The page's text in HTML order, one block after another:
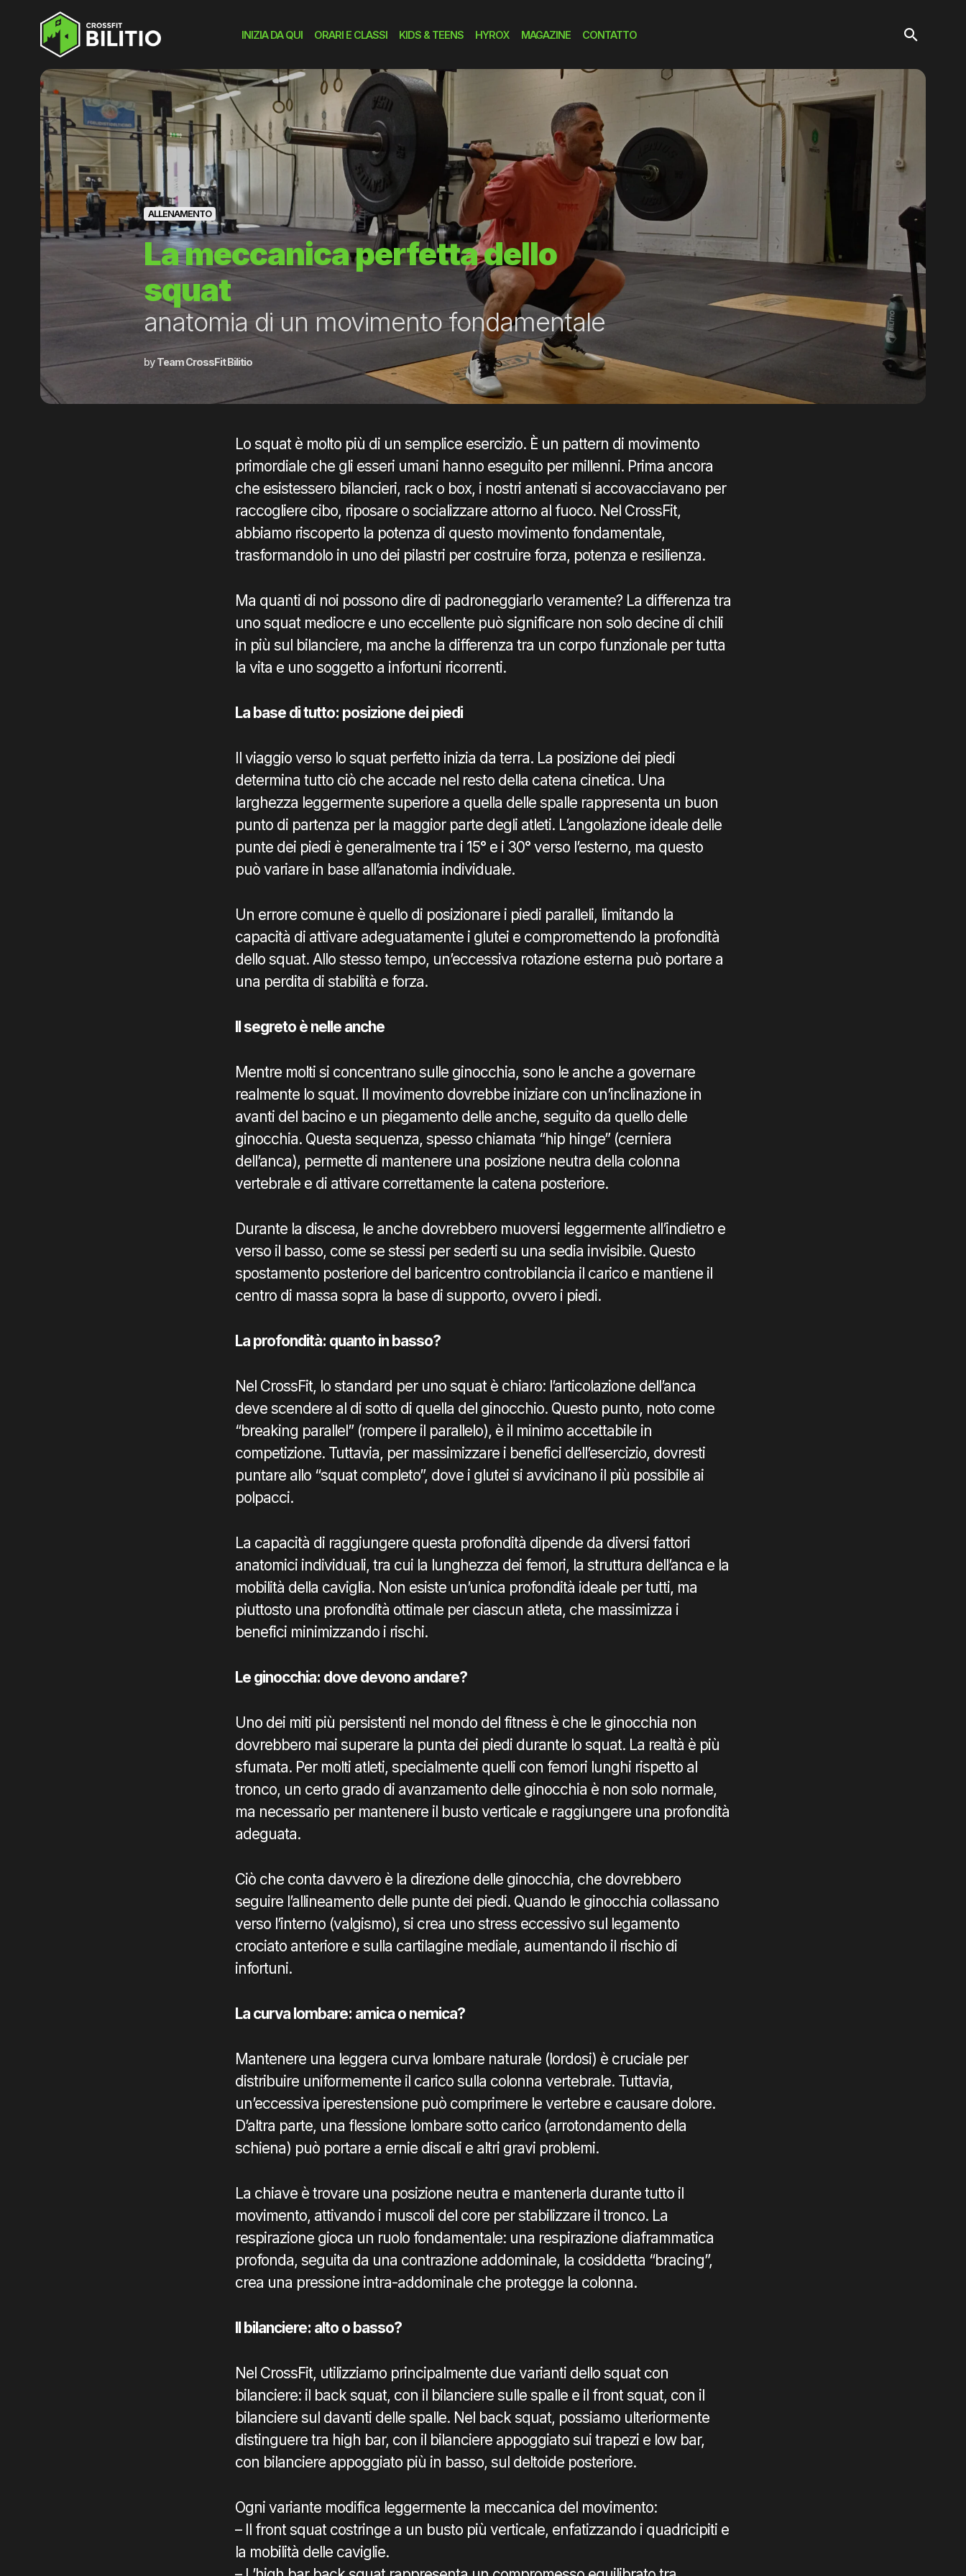
INIZIA DA QUI ORARI E CLASSI KIDS & TEENS HYROX MAGAZINE CONTATTO
ALLENAMENTO
La meccanica perfetta dello
squat
anatomia di un movimento fondamentale
by Team CrossFit Bilitio
Lo squat è molto più di un semplice esercizio. È un pattern di movimento
primordiale che gli esseri umani hanno eseguito per millenni. Prima ancora
che esistessero bilancieri, rack o box, i nostri antenati si accovacciavano per
raccogliere cibo, riposare o socializzare attorno al fuoco. Nel CrossFit,
abbiamo riscoperto la potenza di questo movimento fondamentale,
trasformandolo in uno dei pilastri per costruire forza, potenza e resilienza.
Ma quanti di noi possono dire di padroneggiarlo veramente? La differenza tra
uno squat mediocre e uno eccellente può significare non solo decine di chili
in più sul bilanciere, ma anche la differenza tra un corpo funzionale per tutta
la vita e uno soggetto a infortuni ricorrenti.
La base di tutto: posizione dei piedi
Il viaggio verso lo squat perfetto inizia da terra. La posizione dei piedi
determina tutto ciò che accade nel resto della catena cinetica. Una
larghezza leggermente superiore a quella delle spalle rappresenta un buon
punto di partenza per la maggior parte degli atleti. L’angolazione ideale delle
punte dei piedi è generalmente tra i 15° e i 30° verso l’esterno, ma questo
può variare in base all’anatomia individuale.
Un errore comune è quello di posizionare i piedi paralleli, limitando la
capacità di attivare adeguatamente i glutei e compromettendo la profondità
dello squat. Allo stesso tempo, un’eccessiva rotazione esterna può portare a
una perdita di stabilità e forza.
Il segreto è nelle anche
Mentre molti si concentrano sulle ginocchia, sono le anche a governare
realmente lo squat. Il movimento dovrebbe iniziare con un’inclinazione in
avanti del bacino e un piegamento delle anche, seguito da quello delle
ginocchia. Questa sequenza, spesso chiamata “hip hinge” (cerniera
dell’anca), permette di mantenere una posizione neutra della colonna
vertebrale e di attivare correttamente la catena posteriore.
Durante la discesa, le anche dovrebbero muoversi leggermente all’indietro e
verso il basso, come se stessi per sederti su una sedia invisibile. Questo
spostamento posteriore del baricentro controbilancia il carico e mantiene il
centro di massa sopra la base di supporto, ovvero i piedi.
La profondità: quanto in basso?
Nel CrossFit, lo standard per uno squat è chiaro: l’articolazione dell’anca
deve scendere al di sotto di quella del ginocchio. Questo punto, noto come
“breaking parallel” (rompere il parallelo), è il minimo accettabile in
competizione. Tuttavia, per massimizzare i benefici dell’esercizio, dovresti
puntare allo “squat completo”, dove i glutei si avvicinano il più possibile ai
polpacci.
La capacità di raggiungere questa profondità dipende da diversi fattori
anatomici individuali, tra cui la lunghezza dei femori, la struttura dell’anca e la
mobilità della caviglia. Non esiste un’unica profondità ideale per tutti, ma
piuttosto una profondità ottimale per ciascun atleta, che massimizza i
benefici minimizzando i rischi.
Le ginocchia: dove devono andare?
Uno dei miti più persistenti nel mondo del fitness è che le ginocchia non
dovrebbero mai superare la punta dei piedi durante lo squat. La realtà è più
sfumata. Per molti atleti, specialmente quelli con femori lunghi rispetto al
tronco, un certo grado di avanzamento delle ginocchia è non solo normale,
ma necessario per mantenere il busto verticale e raggiungere una profondità
adeguata.
Ciò che conta davvero è la direzione delle ginocchia, che dovrebbero
seguire l’allineamento delle punte dei piedi. Quando le ginocchia collassano
verso l’interno (valgismo), si crea uno stress eccessivo sul legamento
crociato anteriore e sulla cartilagine mediale, aumentando il rischio di
infortuni.
La curva lombare: amica o nemica?
Mantenere una leggera curva lombare naturale (lordosi) è cruciale per
distribuire uniformemente il carico sulla colonna vertebrale. Tuttavia,
un’eccessiva iperestensione può comprimere le vertebre e causare dolore.
D’altra parte, una flessione lombare sotto carico (arrotondamento della
schiena) può portare a ernie discali e altri gravi problemi.
La chiave è trovare una posizione neutra e mantenerla durante tutto il
movimento, attivando i muscoli del core per stabilizzare il tronco. La
respirazione gioca un ruolo fondamentale: una respirazione diaframmatica
profonda, seguita da una contrazione addominale, la cosiddetta “bracing”,
crea una pressione intra-addominale che protegge la colonna.
Il bilanciere: alto o basso?
Nel CrossFit, utilizziamo principalmente due varianti dello squat con
bilanciere: il back squat, con il bilanciere sulle spalle e il front squat, con il
bilanciere sul davanti delle spalle. Nel back squat, possiamo ulteriormente
distinguere tra high bar, con il bilanciere appoggiato sui trapezi e low bar,
con bilanciere appoggiato più in basso, sul deltoide posteriore.
Ogni variante modifica leggermente la meccanica del movimento:
– Il front squat costringe a un busto più verticale, enfatizzando i quadricipiti e
la mobilità delle caviglie.